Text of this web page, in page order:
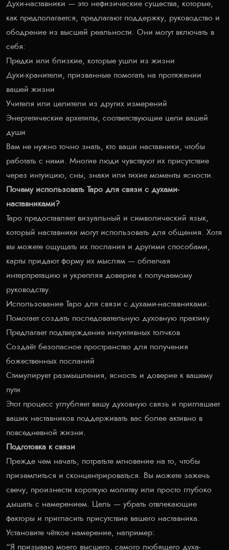
Духи-наставники — это нефизические существа, которые,
как предполагается, предлагают поддержку, руководство и
ободрение из высшей реальности. Они могут включать в
себя:
Предки или близкие, которые ушли из жизни
Духи-хранители, призванные помогать на протяжении
вашей жизни
Учителя или целители из других измерений
Энергетические архетипы, соответствующие цели вашей
души
Вам не нужно точно знать, кто ваши наставники, чтобы
работать с ними. Многие люди чувствуют их присутствие
через интуицию, сны, знаки или тихие моменты ясности.
Почему использовать Таро для связи с духами-
наставниками?
Таро предоставляет визуальный и символический язык,
который наставники могут использовать для общения. Хотя
вы можете ощущать их послания и другими способами,
карты придают форму их мыслям — облегчая
интерпретацию и укрепляя доверие к получаемому
руководству.
Использование Таро для связи с духами-наставниками:
Помогает создать последовательную духовную практику
Предлагает подтверждение интуитивных толчков
Создаёт безопасное пространство для получения
божественных посланий
Стимулирует размышления, ясность и доверие к вашему
пути
Этот процесс углубляет вашу духовную связь и приглашает
ваших наставников поддерживать вас более активно в
повседневной жизни.
Подготовка к связи
Прежде чем начать, потратьте мгновение на то, чтобы
приземлиться и сконцентрироваться. Вы можете зажечь
свечу, произнести короткую молитву или просто глубоко
дышать с намерением. Цель — убрать отвлекающие
факторы и пригласить присутствие вашего наставника.
Установите чёткое намерение, например:
“Я призываю моего высшего, самого любящего духа-